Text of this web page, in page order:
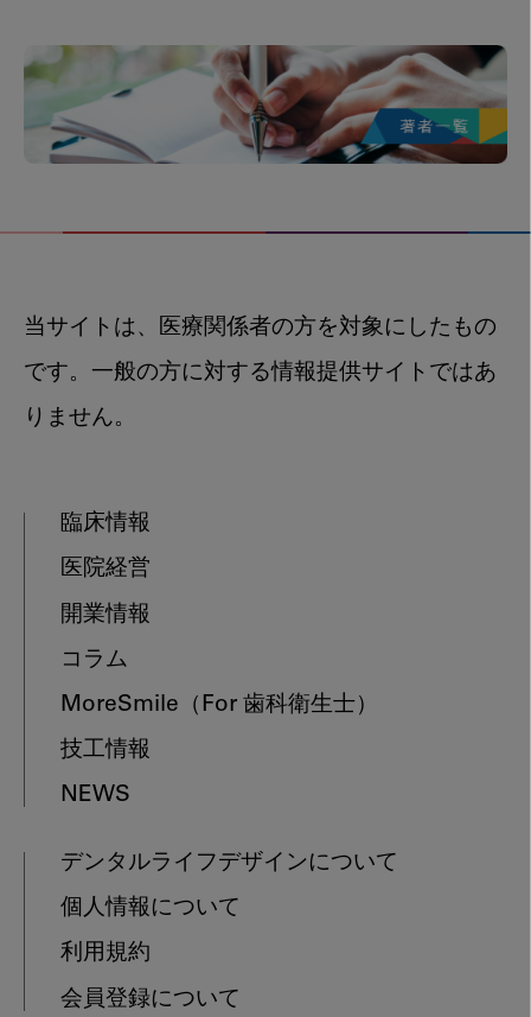
当サイトは、医療関係者の方を対象にしたもの
です。一般の方に対する情報提供サイトではあ
りません。
臨床情報
医院経営
開業情報
コラム
MoreSmile （For 歯科衛生士）
技工情報
NEWS
デンタルライフデザインについて
個人情報について
利用規約
会員登録について